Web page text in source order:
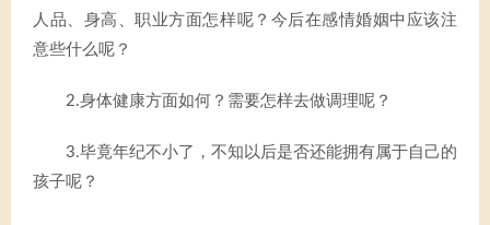
人品、身高、职业方面怎样呢？今后在感情婚姻中应该注
意些什么呢？
2.身体健康方面如何？需要怎样去做调理呢？
3.毕竟年纪不小了，不知以后是否还能拥有属于自己的
孩子呢？